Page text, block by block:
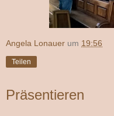
Angela Lonauer um 19:56
Teilen
Präsentieren